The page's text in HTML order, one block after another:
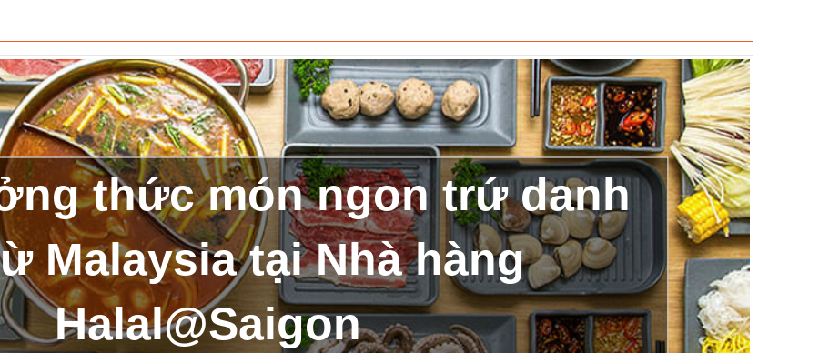
thức món ngon trứ danh
Malaysia tại Nhà hàng
Halal@Saigon